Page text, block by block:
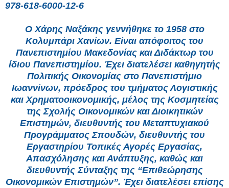
978-618-6000-12-6
Ο Χάρης Ναξάκης γεννήθηκε το 1958 στο
Κολυμπάρι Χανίων. Είναι απόφοιτος του
Πανεπιστημίου Μακεδονίας και Διδάκτωρ του
ίδιου Πανεπιστημίου. Έχει διατελέσει καθηγητής
Πολιτικής Οικονομίας στο Πανεπιστήμιο
Ιωαννίνων, πρόεδρος του τμήματος Λογιστικής
και Χρηματοοικονομικής, μέλος της Κοσμητείας
της Σχολής Οικονομικών και Διοικητικών
Επιστημών, διευθυντής του Μεταπτυχιακού
Προγράμματος Σπουδών, διευθυντής του
Εργαστηρίου Τοπικές Αγορές Εργασίας,
Απασχόλησης και Ανάπτυξης, καθώς και
διευθυντής Σύνταξης της “Επιθεώρησης
Οικονομικών Επιστημών”. Έχει διατελέσει επίσης